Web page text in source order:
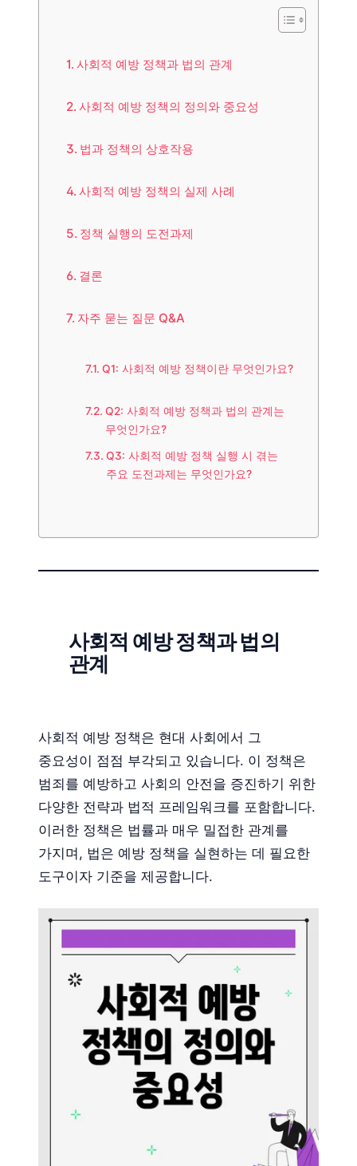
사회적 예방 정책과 법의 관계
사회적 예방 정책의 정의와 중요성
법과 정책의 상호작용
사회적 예방 정책의 실제 사례
정책 실행의 도전과제
결론
자주 묻는 질문 Q&A
Q1: 사회적 예방 정책이란 무엇인가요?
Q2: 사회적 예방 정책과 법의 관계는
무엇인가요?
Q3: 사회적 예방 정책 실행 시 겪는
주요 도전과제는 무엇인가요?
사회적 예방 정책과 법의
관계
사회적 예방 정책은 현대 사회에서 그
중요성이 점점 부각되고 있습니다. 이 정책은
범죄를 예방하고 사회의 안전을 증진하기 위한
다양한 전략과 법적 프레임워크를 포함합니다.
이러한 정책은 법률과 매우 밀접한 관계를
가지며, 법은 예방 정책을 실현하는 데 필요한
도구이자 기준을 제공합니다.